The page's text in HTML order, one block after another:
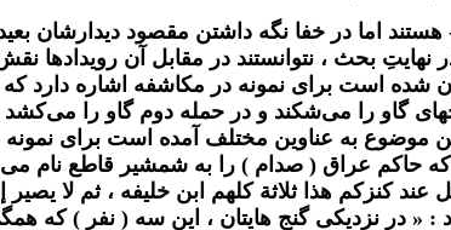
اما در خفا نگه داشتن مقصود
بحث ، نتوانستند در مقابل آن رویدادها
شده است برای نمونه در مکاشفه اشاره
گاو را می‌شکند و در حمله دوم گاو را
به عناوین مختلف آمده است برای نمونه
را بیان می‌کند که حاکم عراق ( صدام ) را به شمشیر
کنزکم هذا ثلاثة كلهم ابن خليفه ، ثم لا
: « در نزديكى گنج هايتان ، اين سه ( نفر )